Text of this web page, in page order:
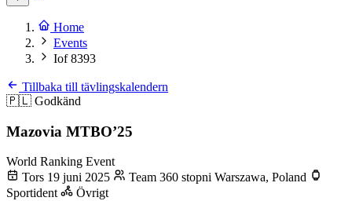
Home
Events
Iof 8393
Tillbaka till tävlingskalendern
🇵🇱 Godkänd
Mazovia MTBO’25
World Ranking Event
Tors 19 juni 2025
Team 360 stopni Warszawa, Poland
Sportident
Övrigt